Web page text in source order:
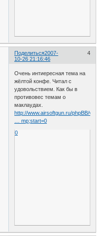
Поделиться 4
2007-
10-26 21:16:46
Очень интиересная тема на
жёлтой конфе. Читал с
удовольствием. Как бы в
противовес темам о
маклаудах.
http://www.airsoftgun.ru/phpBB/viewtopi
… mp;start=0
0